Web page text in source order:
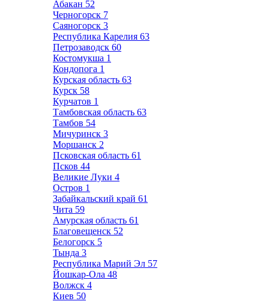
Абакан 52
Черногорск 7
Саяногорск 3
Республика Карелия 63
Петрозаводск 60
Костомукша 1
Кондопога 1
Курская область 63
Курск 58
Курчатов 1
Тамбовская область 63
Тамбов 54
Мичуринск 3
Моршанск 2
Псковская область 61
Псков 44
Великие Луки 4
Остров 1
Забайкальский край 61
Чита 59
Амурская область 61
Благовещенск 52
Белогорск 5
Тында 3
Республика Марий Эл 57
Йошкар-Ола 48
Волжск 4
Киев 50